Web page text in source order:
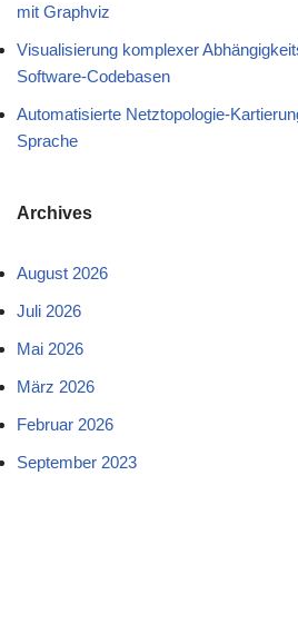
mit Graphviz
Visualisierung komplexer
Software-Codebasen
Automatisierte Netztopologie-
Sprache
Archives
August 2026
Juli 2026
Mai 2026
März 2026
Februar 2026
September 2023